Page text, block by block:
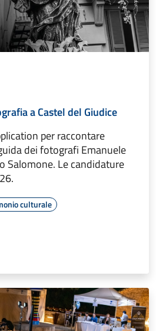
a Castel del Giudice
per raccontare
dei fotografi Emanuele
Salomone. Le candidature
culturale